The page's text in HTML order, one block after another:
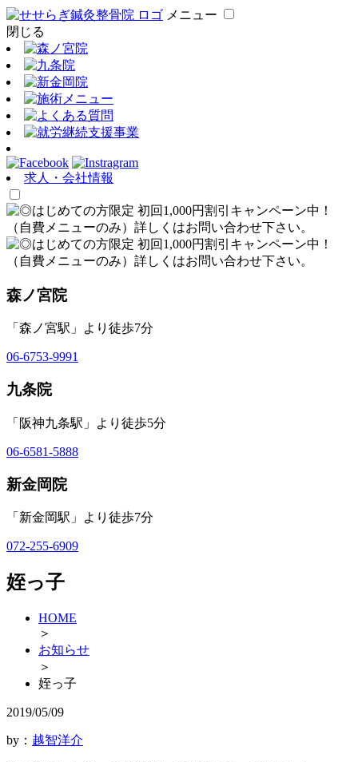
メニュー
閉じる
求人・会社情報
森ノ宮院
「森ノ宮駅」より徒歩7分
06-6753-9991
九条院
「阪神九条駅」より徒歩5分
06-6581-5888
新金岡院
「新金岡駅」より徒歩7分
072-255-6909
姪っ子
HOME
＞
お知らせ
＞
姪っ子
2019/05/09
by： 越智洋介